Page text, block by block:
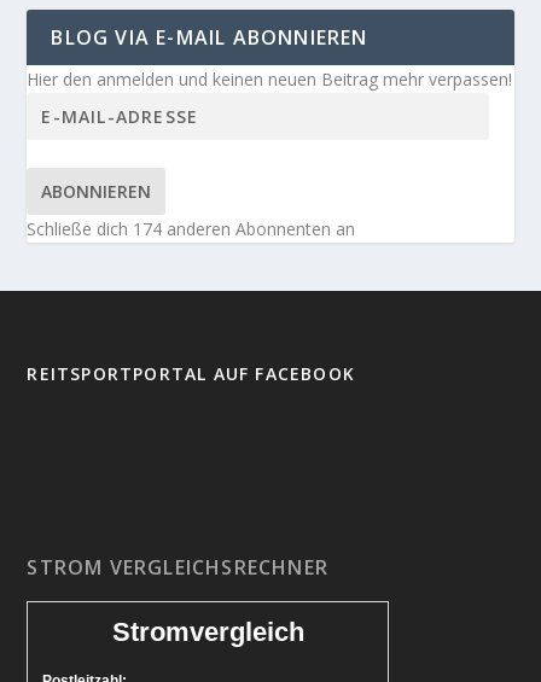
BLOG VIA E-MAIL ABONNIEREN
Hier den anmelden und keinen neuen Beitrag mehr verpassen!
ABONNIEREN
Schließe dich 174 anderen Abonnenten an
REITSPORTPORTAL AUF FACEBOOK
STROM VERGLEICHSRECHNER
Stromvergleich